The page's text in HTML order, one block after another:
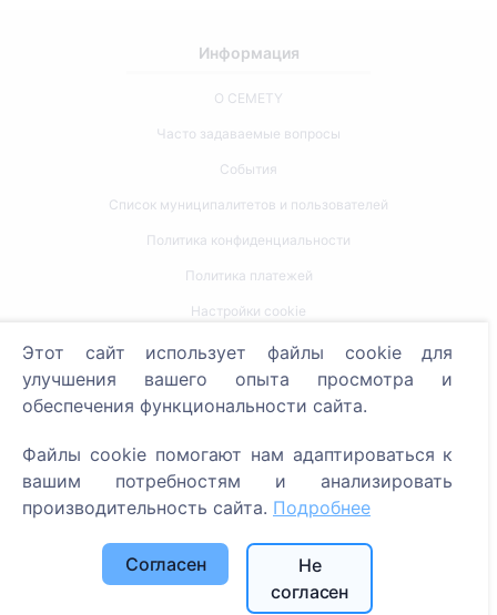
Информация
О CEMETY
Часто задаваемые вопросы
События
Список муниципалитетов и пользователей
Политика конфиденциальности
Политика платежей
Настройки cookie
Поиск
Поиск усопших
Услуги
Контакты
SIA "CEMETY", LV40103618951
Этот сайт использует файлы cookie для
улучшения вашего опыта просмотра и
обеспечения функциональности сайта.
Файлы cookie помогают нам адаптироваться к
вашим потребностям и анализировать
производительность сайта. Подробнее
Согласен
Не
согласен